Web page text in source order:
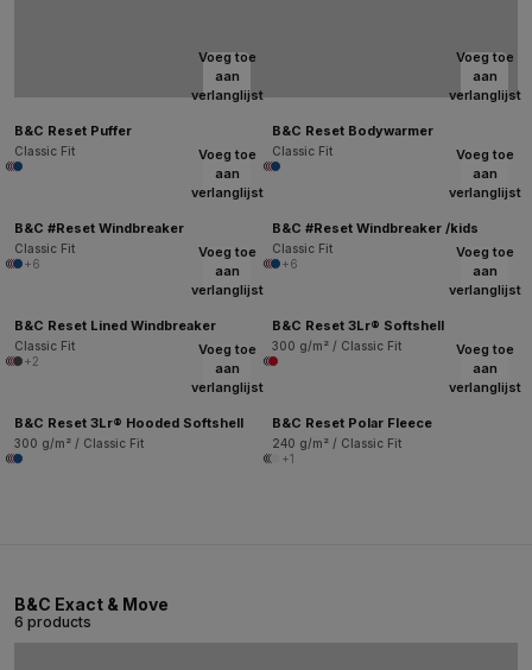
Voeg toe
aan
verlanglijst
B&C Reset Puffer
Classic Fit
Voeg toe
aan
verlanglijst
B&C Reset Bodywarmer
Classic Fit
Voeg toe
aan
verlanglijst
B&C #Reset Windbreaker
Classic Fit
+6
Voeg toe
aan
verlanglijst
B&C #Reset Windbreaker /kids
Classic Fit
+6
Voeg toe
aan
verlanglijst
B&C Reset Lined Windbreaker
Classic Fit
+2
Voeg toe
aan
verlanglijst
B&C Reset 3Lr® Softshell
300 g/m² / Classic Fit
Voeg toe
aan
verlanglijst
B&C Reset 3Lr® Hooded Softshell
300 g/m² / Classic Fit
Voeg toe
aan
verlanglijst
B&C Reset Polar Fleece
240 g/m² / Classic Fit
+1
B&C Exact & Move
6 products